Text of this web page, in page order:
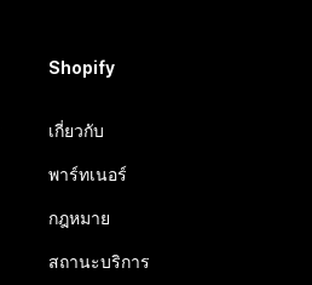
Shopify
เกี่ยวกับ
พาร์ทเนอร์
กฎหมาย
สถานะบริการ